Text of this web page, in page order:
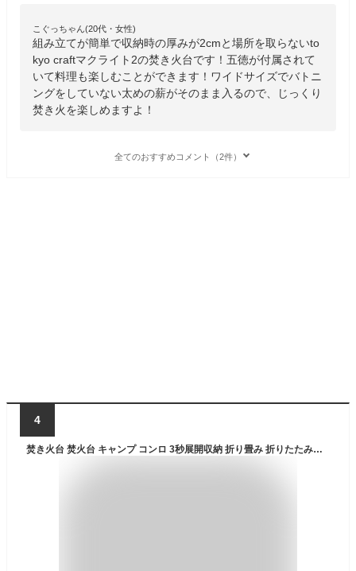
こぐっちゃん(20代・女性)
組み立てが簡単で収納時の厚みが2cmと場所を取らないto
kyo craftマクライト2の焚き火台です！五徳が付属されて
いて料理も楽しむことができます！ワイドサイズでバトニ
ングをしていない太めの薪がそのまま入るので、じっくり
焚き火を楽しめますよ！
全てのおすすめコメント（2件）
4
焚き火台 焚火台 キャンプ コンロ 3秒展開収納 折り畳み 折りたたみ式 ソロ最適 BaTaRaN焚き火台 軽量 コンパクト A4サイズ キャンプ 焚火 ソロ ファミリー 初心者 ステンレス製 五徳付き 収納ケース付き (BaTaRaN)